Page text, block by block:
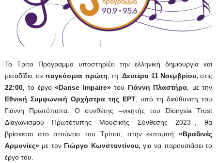
Το Τρίτο Πρόγραμμα υποστηρίζει την ελληνική δημιουργία και
μεταδίδει, σεπαγκόσμια πρώτη , τηΔευτέρα 11 Νοεμβρίου, στις
22:00, το έργο«Danse Impaire»του Γιάννη Πλαστήρα , με την
Εθνική Συμφωνική Ορχήστρα της ΕΡΤ, υπό τη διεύθυνση του
Γιάννη Πρωτόπαπα. Ο συνθέτης –νικητής του Dionysia Trust
Διαγωνισμού Πρωτότυπης Μουσικής Σύνθεσης 2023–, θα
βρίσκεται στο στούντιο του Τρίτου, στην εκπομπή «Βραδινές
Αρμονίες» με τον Γιώργο Κωνσταντίνου, για να παρουσιάσει το
έργο του.